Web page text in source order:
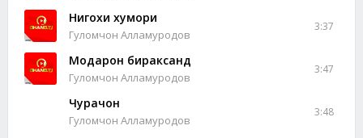
Нигохи хумори
Гуломчон Алламуродов
3:37
Модарон бираксанд
Гуломчон Алламуродов
3:47
Чурачон
Гуломчон Алламуродов
3:48